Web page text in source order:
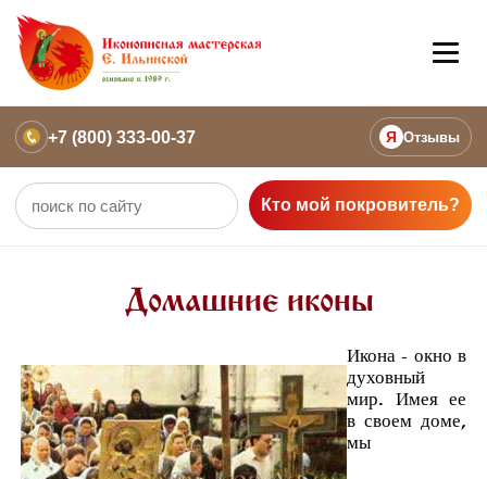
+7 (800) 333-00-37 Я Отзывы
Кто мой покровитель?
Домашние иконы
Икона - окно в
духовный
мир. Имея ее
в своем доме,
мы